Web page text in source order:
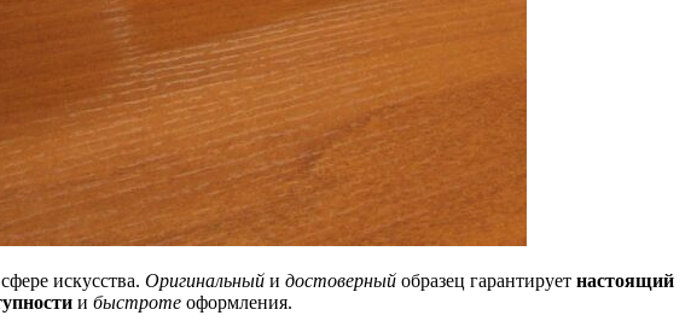
искусства. Оригинальный и достоверный образец гарантирует настоящий
и быстроте оформления.